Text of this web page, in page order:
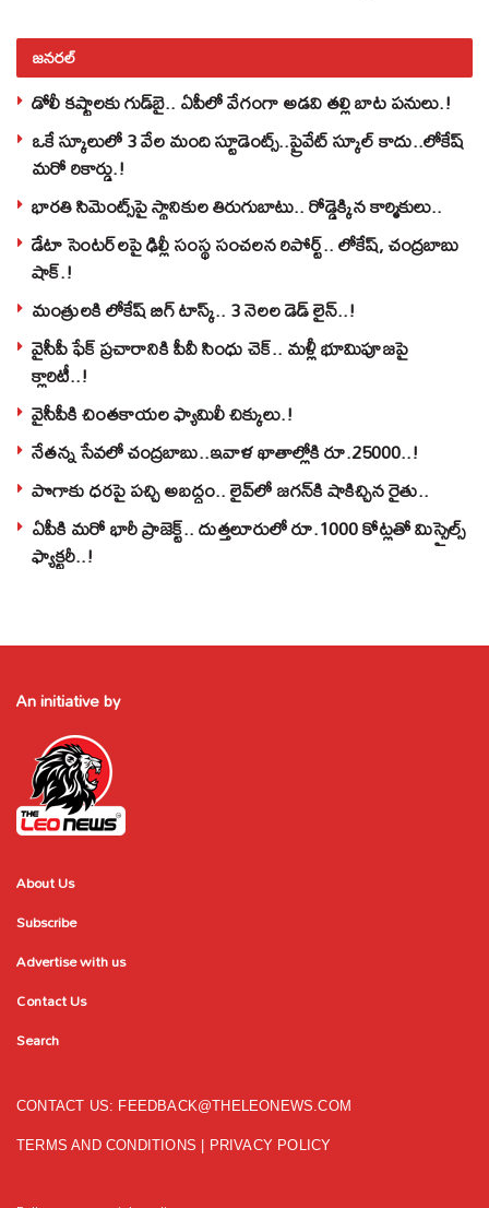
జనరల్
డోలీ కష్టాలకు గుడ్‌బై.. ఏపీలో వేగంగా అడవి తల్లి బాట పనులు.!
ఒకే స్కూలులో 3 వేల మంది స్టూడెంట్స్‌..ప్రైవేట్‌ స్కూల్‌ కాదు..లోకేష్
మరో రికార్డు.!
భారతి సిమెంట్స్‌పై స్థానికుల తిరుగుబాటు.. రోడ్డెక్కిన కార్మికులు..
డేటా సెంటర్‌లపై ఢిల్లీ సంస్థ సంచలన రిపోర్ట్.. లోకేష్‌, చంద్రబాబు
షాక్‌.!
మంత్రులకి లోకేష్‌ బిగ్‌ టాస్క్‌.. 3 నెలల డెడ్‌ లైన్‌..!
వైసీపీ ఫేక్ ప్రచారానికి పీవీ సింధు చెక్.. మళ్లీ భూమిపూజపై
క్లారిటీ..!
వైసీపీకి చింతకాయల ఫ్యామిలీ చిక్కులు.!
నేతన్న సేవలో చంద్రబాబు..ఇవాళ ఖాతాల్లోకి రూ.25000..!
పొగాకు ధరపై పచ్చి అబద్దం.. లైవ్‌లో జగన్‌కి షాకిచ్చిన రైతు..
ఏపీకి మరో భారీ ప్రాజెక్ట్.. దుత్తలూరులో రూ.1000 కోట్లతో మిస్సైల్స్
ఫ్యాక్టరీ..!
An initiative by
About Us
Subscribe
Advertise with us
Contact Us
Search
CONTACT US: FEEDBACK@THELEONEWS.COM
TERMS AND CONDITIONS PRIVACY POLICY